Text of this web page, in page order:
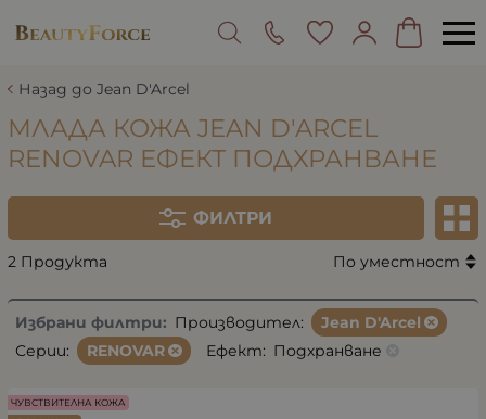
Назад до Jean D'Arcel
МЛАДА КОЖА JEAN D'ARCEL
RENOVAR ЕФЕКТ ПОДХРАНВАНЕ
ФИЛТРИ
2 Продукта По уместност
Избрани филтри: Производител:
Jean D'Arcel
Серии:
RENOVAR Ефект: Подхранване
ЧУВСТВИТЕЛНА КОЖА